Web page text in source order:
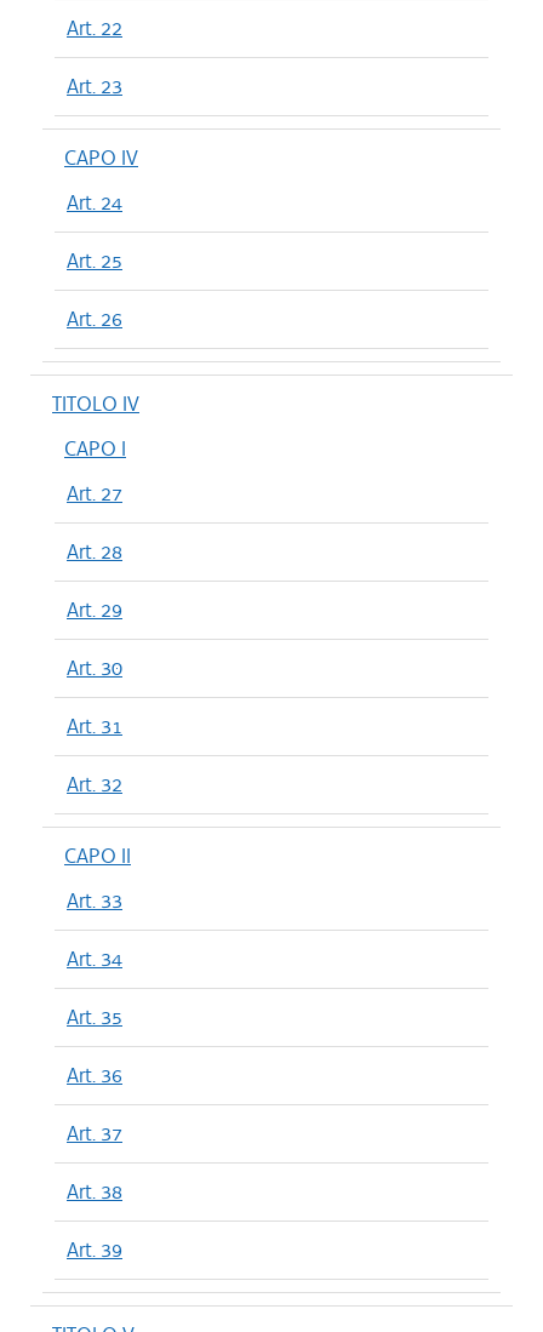
Art. 22
Art. 23
CAPO IV
Art. 24
Art. 25
Art. 26
TITOLO IV
CAPO I
Art. 27
Art. 28
Art. 29
Art. 30
Art. 31
Art. 32
CAPO II
Art. 33
Art. 34
Art. 35
Art. 36
Art. 37
Art. 38
Art. 39